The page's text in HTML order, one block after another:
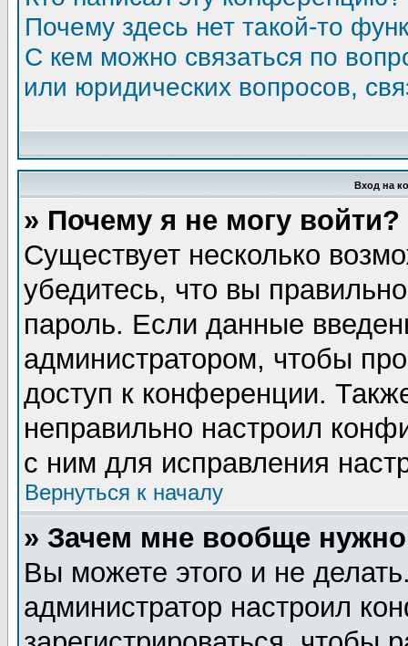
Почему здесь нет такой-то
С кем можно связаться по
или юридических вопросов,
Вход на
» Почему я не могу войти?
Существует несколько
убедитесь, что вы
пароль. Если данные
администратором, чтобы
доступ к конференции.
неправильно настроил
с ним для исправления
Вернуться к началу
» Зачем мне вообще нужно
Вы можете этого и не
администратор настроил